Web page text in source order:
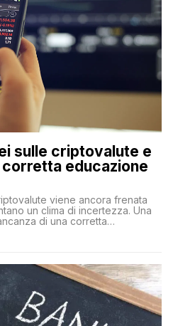
sulle criptovalute e
educazione
viene ancora frenata
un clima di incertezza. Una
di una corretta
ad una larga parte della